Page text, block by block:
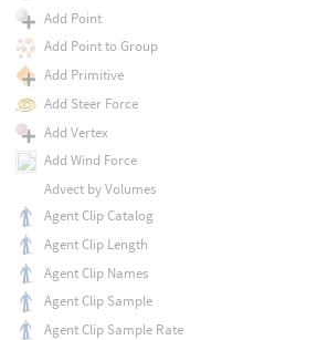
Add Point
Add Point to Group
Add Primitive
Add Steer Force
Add Vertex
Add Wind Force
Advect by Volumes
Agent Clip Catalog
Agent Clip Length
Agent Clip Names
Agent Clip Sample
Agent Clip Sample Rate